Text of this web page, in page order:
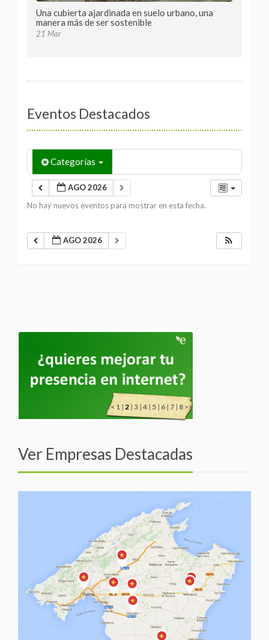
Una cubierta ajardinada en suelo urbano, una
manera más de ser sostenible
21 Mar
Eventos Destacados
Categorías
AGO 2026
No hay nuevos eventos para mostrar en esta fecha.
AGO 2026
<<1| 2| 3|4|5|6| 7|8>>
Ver Empresas Destacadas